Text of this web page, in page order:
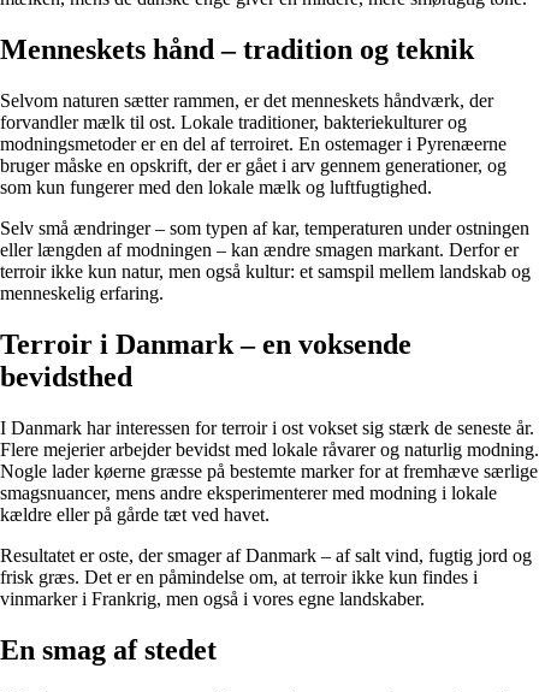
Menneskets hånd – tradition og teknik
Selvom naturen sætter rammen, er det menneskets håndværk, der
forvandler mælk til ost. Lokale traditioner, bakteriekulturer og
modningsmetoder er en del af terroiret. En ostemager i Pyrenæerne
bruger måske en opskrift, der er gået i arv gennem generationer, og
som kun fungerer med den lokale mælk og luftfugtighed.
Selv små ændringer – som typen af kar, temperaturen under ostningen
eller længden af modningen – kan ændre smagen markant. Derfor er
terroir ikke kun natur, men også kultur: et samspil mellem landskab og
menneskelig erfaring.
Terroir i Danmark – en voksende
bevidsthed
I Danmark har interessen for terroir i ost vokset sig stærk de seneste år.
Flere mejerier arbejder bevidst med lokale råvarer og naturlig modning.
Nogle lader køerne græsse på bestemte marker for at fremhæve særlige
smagsnuancer, mens andre eksperimenterer med modning i lokale
kældre eller på gårde tæt ved havet.
Resultatet er oste, der smager af Danmark – af salt vind, fugtig jord og
frisk græs. Det er en påmindelse om, at terroir ikke kun findes i
vinmarker i Frankrig, men også i vores egne landskaber.
En smag af stedet